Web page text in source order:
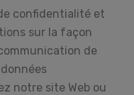
confidentialité et
sur la façon
de
notre site Web ou